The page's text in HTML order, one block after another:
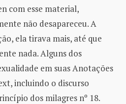
com esse material,
não desapareceu. A
ela tirava mais, até que
nada. Alguns dos
em suas Anotações
incluindo o discurso
dos milagres nº 18.